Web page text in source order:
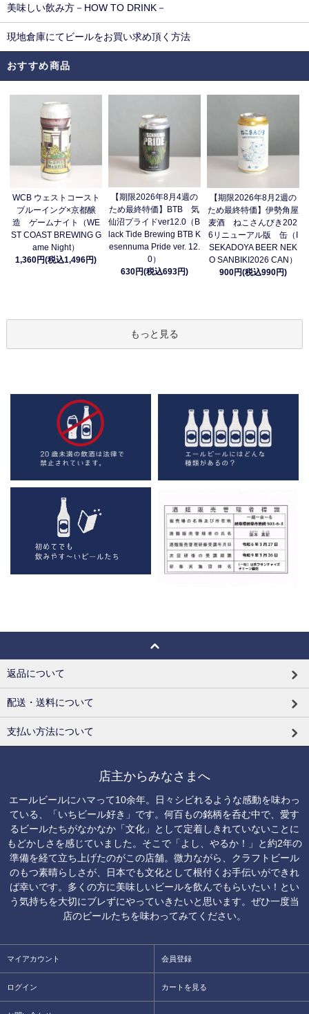
美味しい飲み方－HOW TO DRINK－
現地倉庫にてビールをお買い求め頂く方法
おすすめ商品
WCB ウェストコースト
ブルーイング×京都醸
造 ゲームナイト（WE
ST COAST BREWING G
ame Night）
1,360円(税込1,496円)
【期限2026年8月4週の
ため最終特価】BTB 気
仙沼プライドver12.0（B
lack Tide Brewing BTB K
esennuma Pride ver. 12.
0）
630円(税込693円)
【期限2026年8月2週の
ため最終特価】伊勢角屋
麦酒 ねこさんびき202
6リニューアル版 缶（I
SEKADOYA BEER NEK
O SANBIKI2026 CAN）
900円(税込990円)
もっと見る
返品について
配送・送料について
支払い方法について
店主からみなさまへ
エールビールにハマって10余年。日々シビれるような感動を味わっ
ている、「いちビール好き」です。何百もの銘柄を呑む中で、愛す
るビールたちがなかなか「文化」として定着しきれていないことに
もどかしさを感じていました。そこで「よし、やるか！」と約2年の
準備を経て立ち上げたのがこの店舗。微力ながら、クラフトビール
のもつ素晴らしさが、日本でも文化として根付くお手伝いができれ
ば幸いです。多くの方に美味しいビールを飲んでもらいたい！とい
う気持ちを大切にブレずにやっていきたいと思います。ぜひ一度当
店のビールたちを味わってみてください。
マイアカウント 会員登録
ログイン カートを見る